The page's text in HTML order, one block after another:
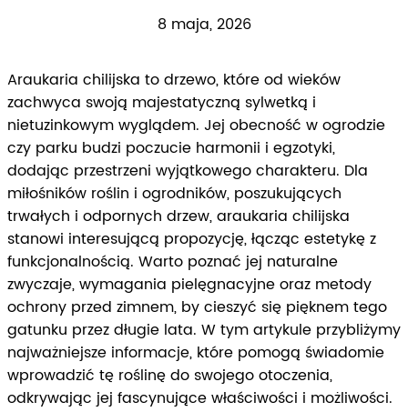
8 maja, 2026
Araukaria chilijska to drzewo, które od wieków
zachwyca swoją majestatyczną sylwetką i
nietuzinkowym wyglądem. Jej obecność w ogrodzie
czy parku budzi poczucie harmonii i egzotyki,
dodając przestrzeni wyjątkowego charakteru. Dla
miłośników roślin i ogrodników, poszukujących
trwałych i odpornych drzew, araukaria chilijska
stanowi interesującą propozycję, łącząc estetykę z
funkcjonalnością. Warto poznać jej naturalne
zwyczaje, wymagania pielęgnacyjne oraz metody
ochrony przed zimnem, by cieszyć się pięknem tego
gatunku przez długie lata. W tym artykule przybliżymy
najważniejsze informacje, które pomogą świadomie
wprowadzić tę roślinę do swojego otoczenia,
odkrywając jej fascynujące właściwości i możliwości.